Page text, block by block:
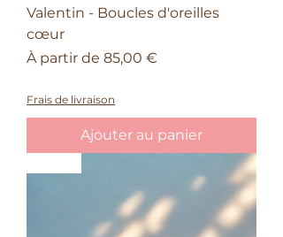
Valentin - Boucles d'oreilles
cœur
À partir de 85,00 €
Prix promotionnel
Frais de livraison
Ajouter au panier